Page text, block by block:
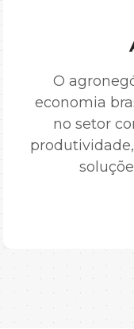
O
economia
no setor